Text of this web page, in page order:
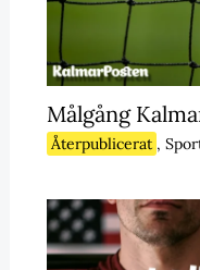
Målgång
Återpublicerat ,